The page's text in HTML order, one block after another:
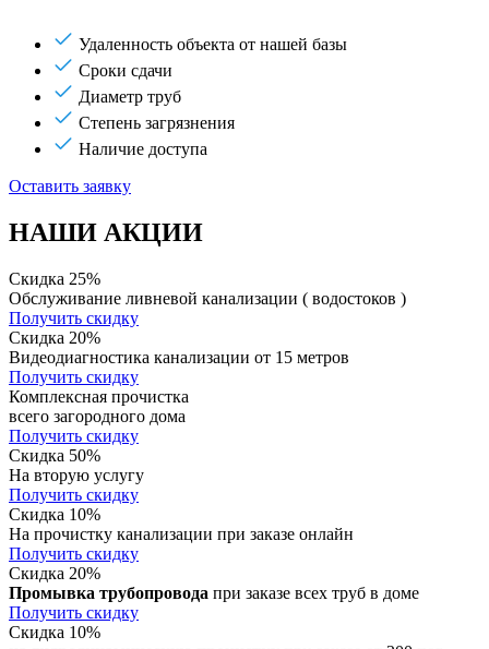
Удаленность объекта от нашей базы
Сроки сдачи
Диаметр труб
Степень загрязнения
Наличие доступа
Оставить заявку
НАШИ АКЦИИ
Скидка 25%
Обслуживание ливневой канализации ( водостоков )
Получить скидку
Скидка 20%
Видеодиагностика канализации от 15 метров
Получить скидку
Комплексная прочистка
всего загородного дома
Получить скидку
Скидка 50%
На вторую услугу
Получить скидку
Скидка 10%
На прочистку канализации при заказе онлайн
Получить скидку
Скидка 20%
Промывка трубопровода при заказе всех труб в доме
Получить скидку
Скидка 10%